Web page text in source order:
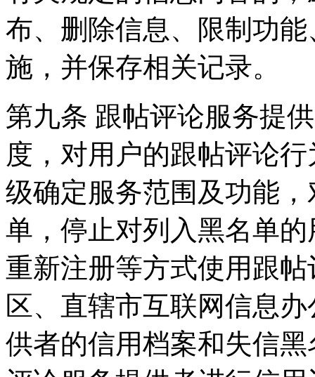
布、删除信息、限制功
施，并保存相关记录。
第九条 跟帖评论服务提
度，对用户的跟帖评论
级确定服务范围及功能
单，停止对列入黑名单
重新注册等方式使用跟
区、直辖市互联网信息
供者的信用档案和失信